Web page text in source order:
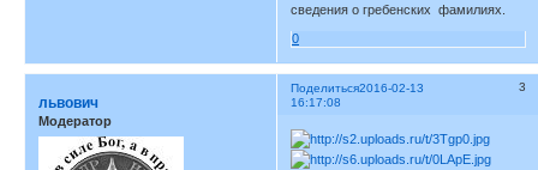
сведения о гребенских фамилиях.
0
Поделиться 3
2016-02-13
16:17:08
львович
Модератор